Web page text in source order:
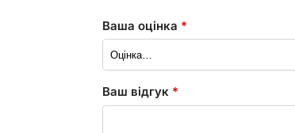
Ваша оцінка *
Ваш відгук *